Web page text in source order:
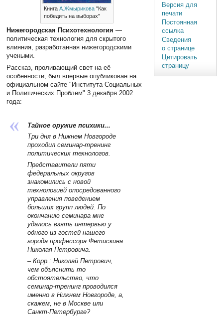
КнигаА.Жмырикова "Как
победить на выборах"
Нижегородская Психотехнология —
политическая технология для скрытого
влияния, разработанная нижегородскими
учеными.
Рассказ, проливающий свет на её
особенности, был впервые опубликован на
официальном сайте "Института Социальных
и Политических Проблем" 3 декабря 2002
года:
Тайное оружие психики...
Три дня в Нижнем Новгороде
проходил семинар-тренинг
политических технологов.
Представители пяти
федеральных округов
знакомились с новой
технологией опосредованного
управления поведением
больших групп людей. По
окончанию семинара мне
удалось взять интервью у
одного из гостей нашего
города профессора Фетискина
Николая Петровича.
– Корр.: Николай Петрович,
чем объяснить то
обстоятельство, что
семинар-тренинг проводился
именно в Нижнем Новгороде, а,
скажем, не в Москве или
Санкт-Петербурге?
Версия для
печати
Постоянная
ссылка
Сведения
о странице
Цитировать
страницу